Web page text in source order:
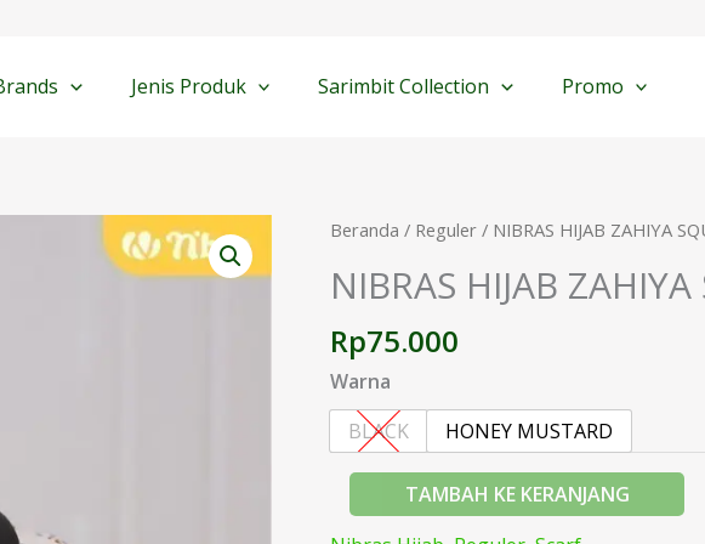
Jenis Produk Sarimbit Collection Promo
Beranda / Reguler / NIBRAS HIJAB ZAHIYA
NIBRAS HIJAB ZAHIYA
Rp75.000
Warna
BLACK
HONEY MUSTARD
Kuantitas
HIJAB
SQUARE
TAMBAH KE KERANJANG